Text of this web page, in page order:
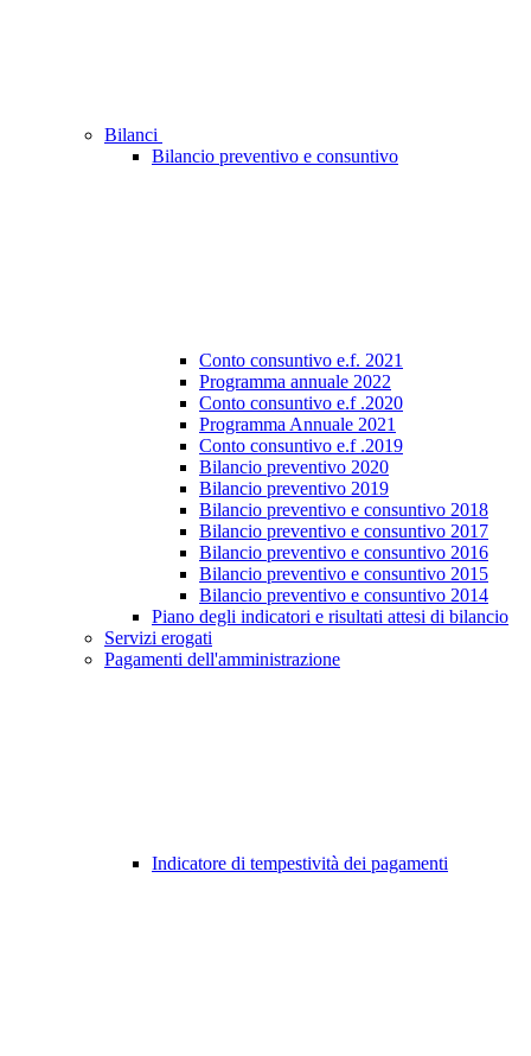
Bilanci
Bilancio preventivo e consuntivo
Conto consuntivo e.f. 2021
Programma annuale 2022
Conto consuntivo e.f .2020
Programma Annuale 2021
Conto consuntivo e.f .2019
Bilancio preventivo 2020
Bilancio preventivo 2019
Bilancio preventivo e consuntivo 2018
Bilancio preventivo e consuntivo 2017
Bilancio preventivo e consuntivo 2016
Bilancio preventivo e consuntivo 2015
Bilancio preventivo e consuntivo 2014
Piano degli indicatori e risultati attesi di bilancio
Servizi erogati
Pagamenti dell'amministrazione
Indicatore di tempestività dei pagamenti